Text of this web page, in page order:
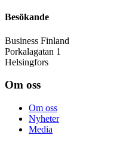
Besökande
Business Finland
Porkalagatan 1
Helsingfors
Om oss
Om oss
Nyheter
Media